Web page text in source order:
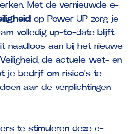
Met de vernieuwde e-
op Power UP zorg je
volledig up-to-date blijft.
naadloos aan bij het nieuwe
de actuele wet- en
je bedrijf om risico’s te
aan de verplichtingen
te stimuleren deze e-